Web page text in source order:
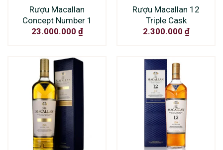
Rượu Macallan
Concept Number 1
23.000.000 ₫
Rượu Macallan 12
Triple Cask
2.300.000 ₫